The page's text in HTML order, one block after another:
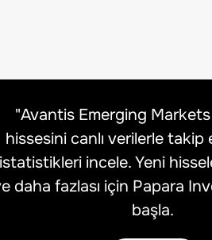
"Avantis Emerging Markets
hissesini canlı verilerle takip
istatistikleri incele. Yeni
daha fazlası için Papara
başla.